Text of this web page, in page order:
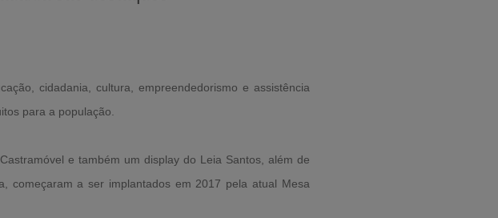
cidadania, cultura, empreendedorismo e assistência
para a população.
e também um display do Leia Santos, além de
começaram a ser implantados em 2017 pela atual Mesa